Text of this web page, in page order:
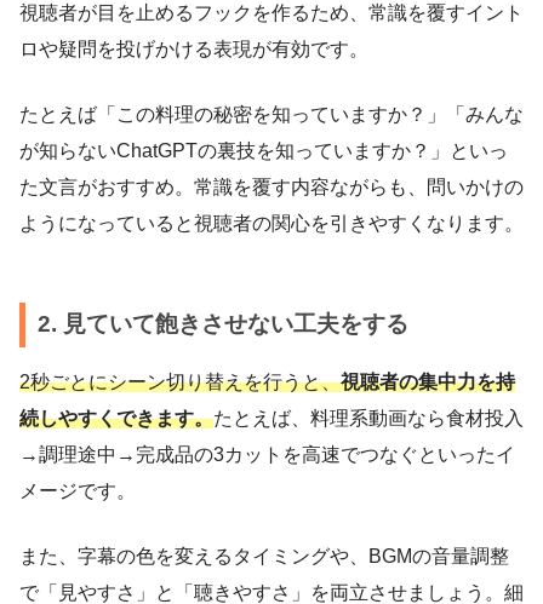
視聴者が目を止めるフックを作るため、常識を覆すイント
ロや疑問を投げかける表現が有効です。
たとえば「この料理の秘密を知っていますか？」「みんな
が知らないChatGPTの裏技を知っていますか？」といっ
た文言がおすすめ。常識を覆す内容ながらも、問いかけの
ようになっていると視聴者の関心を引きやすくなります。
2. 見ていて飽きさせない工夫をする
2秒ごとにシーン切り替えを行うと、視聴者の集中力を持
続しやすくできます。たとえば、料理系動画なら食材投入
→調理途中→完成品の3カットを高速でつなぐといったイ
メージです。
また、字幕の色を変えるタイミングや、BGMの音量調整
で「見やすさ」と「聴きやすさ」を両立させましょう。細